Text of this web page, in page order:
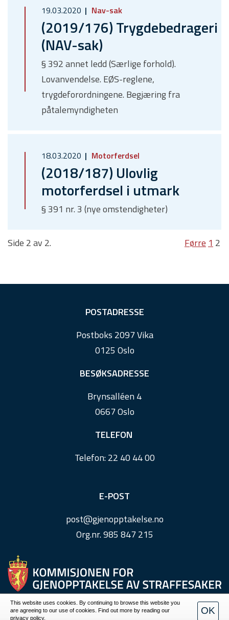
19.03.2020 Nav-sak
(2019/176) Trygdebedrageri
(NAV-sak)
§ 392 annet ledd (Særlige forhold).
Lovanvendelse. EØS-reglene,
trygdeforordningene. Begjæring fra
påtalemyndigheten
18.03.2020 Motorferdsel
(2018/187) Ulovlig
motorferdsel i utmark
§ 391 nr. 3 (nye omstendigheter)
Side 2 av 2. Førre 1 2
POSTADRESSE
Postboks 2097 Vika
0125 Oslo
BESØKSADRESSE
Brynsalléen 4
0667 Oslo
TELEFON
Telefon:22 40 44 00
E-POST
post@gjenopptakelse.no
Org.nr. 985 847 215
Personvern
This website uses cookies. By continuing to browse this website you
are agreeing to our use of cookies. Find out more by reading our
privacy policy.
OK